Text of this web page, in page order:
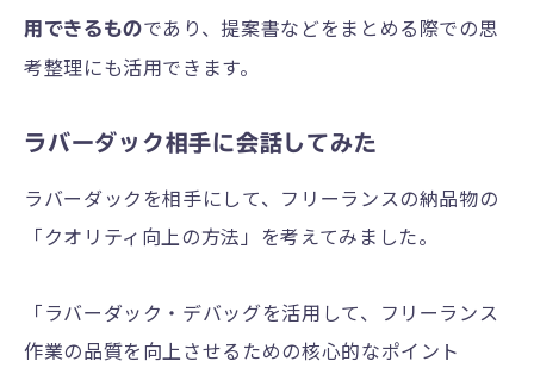
用できるものであり、提案書などをまとめる際での思
考整理にも活用できます。
ラバーダック相手に会話してみた
ラバーダックを相手にして、フリーランスの納品物の
「クオリティ向上の方法」を考えてみました。
「ラバーダック・デバッグを活用して、フリーランス
作業の品質を向上させるための核心的なポイント